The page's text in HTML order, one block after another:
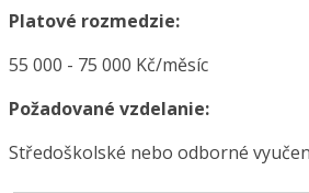
Platové rozmedzie:
55 000 - 75 000 Kč/měsíc
Požadované vzdelanie:
Středoškolské nebo odborné